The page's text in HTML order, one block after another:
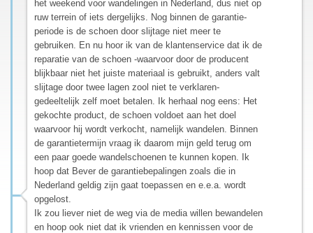
het weekend voor wandelingen in Nederland, dus niet op
ruw terrein of iets dergelijks. Nog binnen de garantie-
periode is de schoen door slijtage niet meer te
gebruiken. En nu hoor ik van de klantenservice dat ik de
reparatie van de schoen -waarvoor door de producent
blijkbaar niet het juiste materiaal is gebruikt, anders valt
slijtage door twee lagen zool niet te verklaren-
gedeeltelijk zelf moet betalen. Ik herhaal nog eens: Het
gekochte product, de schoen voldoet aan het doel
waarvoor hij wordt verkocht, namelijk wandelen. Binnen
de garantietermijn vraag ik daarom mijn geld terug om
een paar goede wandelschoenen te kunnen kopen. Ik
hoop dat Bever de garantiebepalingen zoals die in
Nederland geldig zijn gaat toepassen en e.e.a. wordt
opgelost.
Ik zou liever niet de weg via de media willen bewandelen
en hoop ook niet dat ik vrienden en kennissen voor de